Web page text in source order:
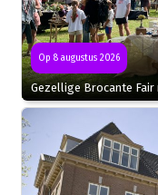
Op 8 augustus 2026
Gezellige Brocante